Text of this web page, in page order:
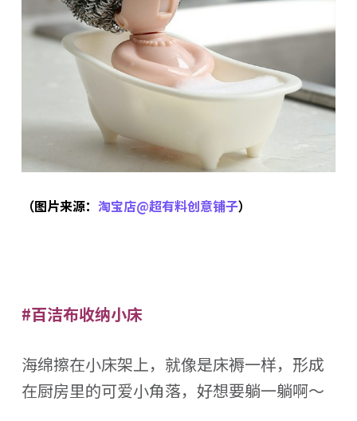
（图片来源： 淘宝店@超有料创意铺子）
#百洁布收纳小床
海绵擦在小床架上，就像是床褥一样，形成
在厨房里的可爱小角落，好想要躺一躺啊～